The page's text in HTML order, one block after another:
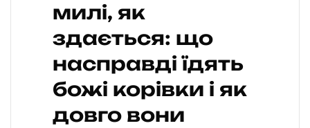
милі, як
здається: що
насправді їдять
божі корівки і як
довго вони